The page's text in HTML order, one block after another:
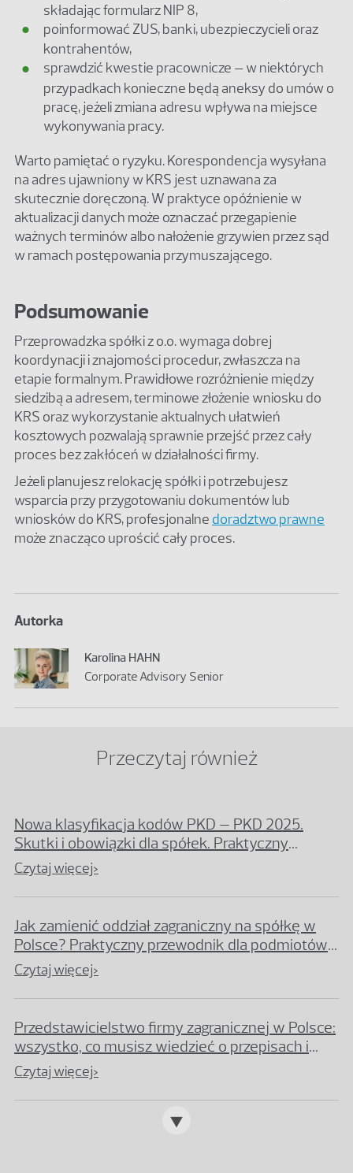
składając formularz NIP 8,
poinformować ZUS, banki, ubezpieczycieli oraz
kontrahentów,
sprawdzić kwestie pracownicze – w niektórych
przypadkach konieczne będą aneksy do umów o
pracę, jeżeli zmiana adresu wpływa na miejsce
wykonywania pracy.
Warto pamiętać o ryzyku. Korespondencja wysyłana
na adres ujawniony w KRS jest uznawana za
skutecznie doręczoną. W praktyce opóźnienie w
aktualizacji danych może oznaczać przegapienie
ważnych terminów albo nałożenie grzywien przez sąd
w ramach postępowania przymuszającego.
Podsumowanie
Przeprowadzka spółki z o.o. wymaga dobrej
koordynacji i znajomości procedur, zwłaszcza na
etapie formalnym. Prawidłowe rozróżnienie między
siedzibą a adresem, terminowe złożenie wniosku do
KRS oraz wykorzystanie aktualnych ułatwień
kosztowych pozwalają sprawnie przejść przez cały
proces bez zakłóceń w działalności firmy.
Jeżeli planujesz relokację spółki i potrzebujesz
wsparcia przy przygotowaniu dokumentów lub
wniosków do KRS, profesjonalne doradztwo prawne
może znacząco uprościć cały proces.
Autorka
Karolina HAHN
Corporate Advisory Senior
Przeczytaj również
Nowa klasyfikacja kodów PKD – PKD 2025.
Skutki i obowiązki dla spółek. Praktyczny
przewodnik
Czytaj więcej>
Jak zamienić oddział zagraniczny na spółkę w
Polsce? Praktyczny przewodnik dla podmiotów
planujących reorganizację
Czytaj więcej>
Przedstawicielstwo firmy zagranicznej w Polsce:
wszystko, co musisz wiedzieć o przepisach i
procedurach
Czytaj więcej>